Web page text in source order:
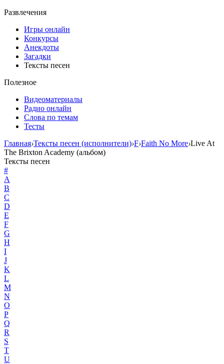
Развлечения
Игры онлайн
Конкурсы
Анекдоты
Загадки
Тексты песен
Полезное
Видеоматериалы
Радио онлайн
Слова по темам
Тесты
Главная›Тексты песен (исполнители)›F›Faith No More›Live At
The Brixton Academy (альбом)
Тексты песен
#
A
B
C
D
E
F
G
H
I
J
K
L
M
N
O
P
Q
R
S
T
U